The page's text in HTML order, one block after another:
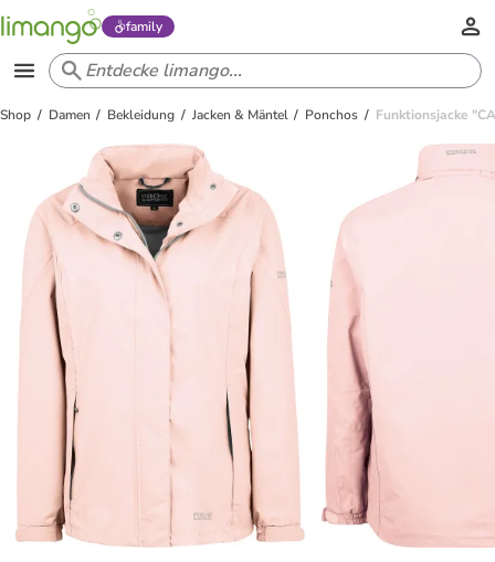
family
Shop Damen Bekleidung Jacken & Mäntel Ponchos Funktionsjacke